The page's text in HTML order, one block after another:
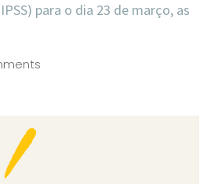
para o dia 23 de março, as